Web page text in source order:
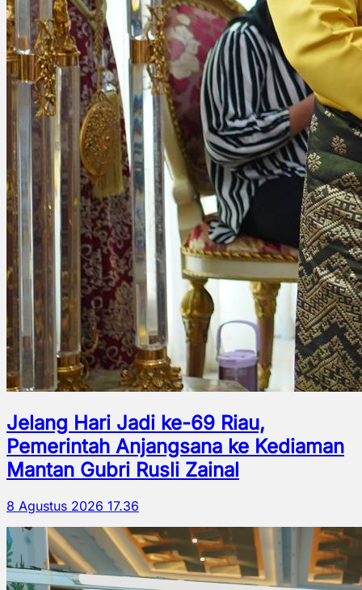
Jelang Hari Jadi ke-69 Riau,
Pemerintah Anjangsana ke Kediaman
Mantan Gubri Rusli Zainal
8 Agustus 2026 17.36